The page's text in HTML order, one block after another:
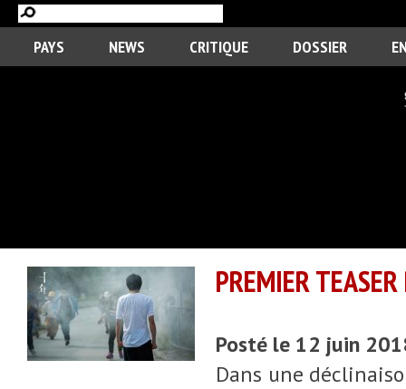
PAYS NEWS CRITIQUE DOSSIER
PREMIER
Posté le 12 juin
Dans une